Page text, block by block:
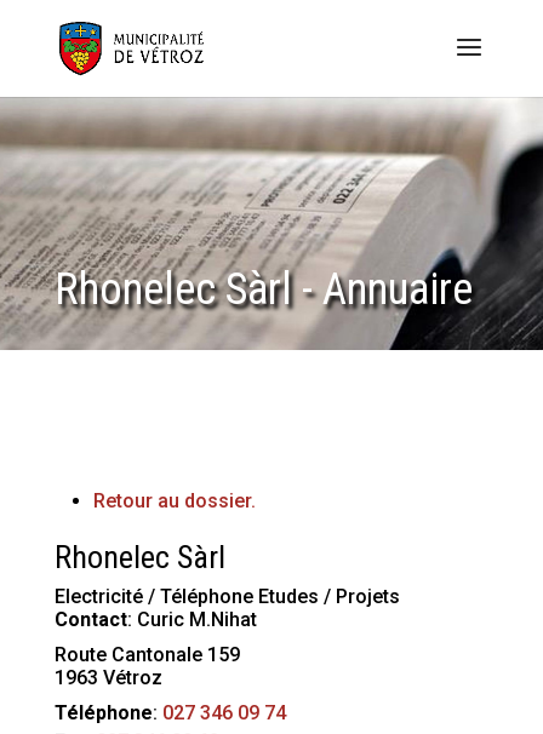
Rhonelec Sàrl - Annuaire
Retour au dossier.
Rhonelec Sàrl
Electricité / Téléphone Etudes / Projets
Contact: Curic M.Nihat
Route Cantonale 159
1963 Vétroz
Téléphone: 027 346 09 74